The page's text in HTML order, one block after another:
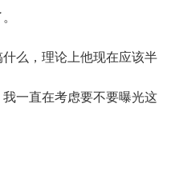
么，理论上他现在应该半
一直在考虑要不要曝光这